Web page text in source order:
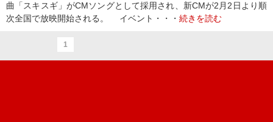
曲「スキスギ」がCMソングとして採用され、新CMが2月2日より順
次全国で放映開始される。 イベント・・・ 続きを読む
1